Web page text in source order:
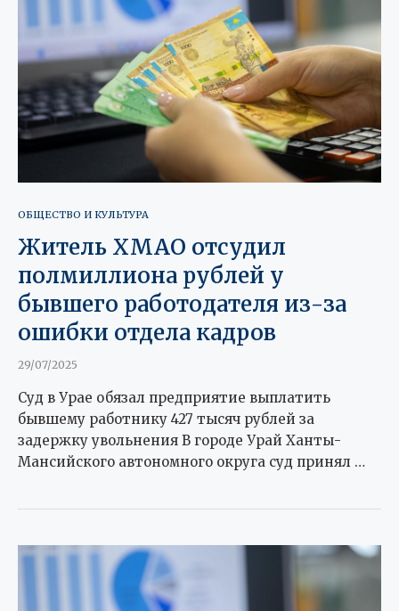
ОБЩЕСТВО И КУЛЬТУРА
Житель ХМАО отсудил
полмиллиона рублей у
бывшего работодателя из-за
ошибки отдела кадров
29/07/2025
Суд в Урае обязал предприятие выплатить
бывшему работнику 427 тысяч рублей за
задержку увольнения В городе Урай Ханты-
Мансийского автономного округа суд принял …